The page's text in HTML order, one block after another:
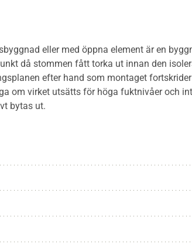
eller med öppna element är en
då stommen fått torka ut innan den
efter hand som montaget
om virket utsätts för höga fuktnivåer och
bytas ut.